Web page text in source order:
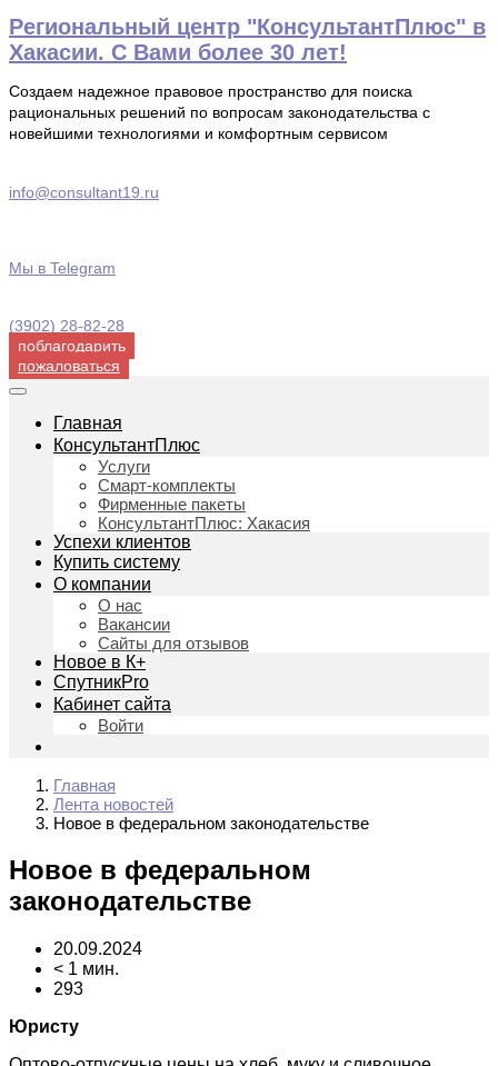
Перейти
к
содержимому
Региональный центр "КонсультантПлюс" в
Хакасии. С Вами более 30 лет!
Создаем надежное правовое пространство для поиска
рациональных решений по вопросам законодательства с
новейшими технологиями и комфортным сервисом
info@consultant19.ru
Мы в Telegram
(3902) 28-82-28
поблагодарить
пожаловаться
Главная
КонсультантПлюс
Услуги
Смарт-комплекты
Фирменные пакеты
КонсультантПлюс: Хакасия
Успехи клиентов
Купить систему
О компании
О нас
Вакансии
Сайты для отзывов
Новое в К+
СпутникPro
Кабинет сайта
Войти
Главная
Лента новостей
Новое в федеральном законодательстве
Новое в федеральном
законодательстве
20.09.2024
< 1 мин.
293
Юристу